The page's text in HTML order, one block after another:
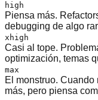
high
Piensa más.
debugging de algo
xhigh
Casi al tope.
optimización, temas
max
El monstruo. Cuando
más, pero piensa